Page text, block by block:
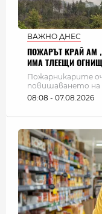
ВАЖНО ДНЕС
ПОЖАРЪТ КРАЙ АМ
ИМА ТЛЕЕЩИ
Пожарникарите
повишаването
08:08 - 07.08.2026